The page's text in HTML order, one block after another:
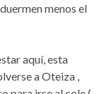
menos el
aquí, esta
a Oteiza ,